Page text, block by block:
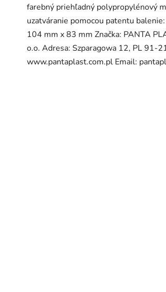
farebný priehľadný polypropylénový
uzatváranie pomocou patentu
104 mm x 83 mm Značka: PANTA
o.o. Adresa: Szparagowa 12, PL 91-
www.pantaplast.com.pl Email: